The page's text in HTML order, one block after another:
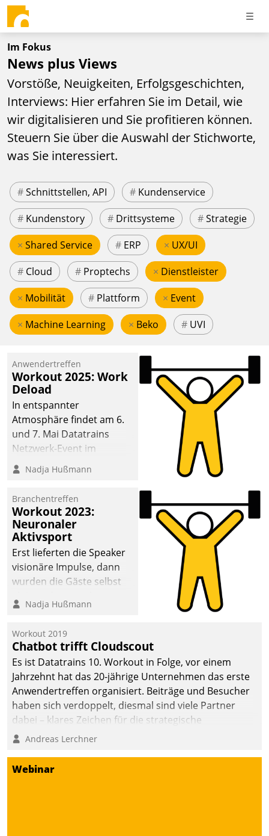
Im Fokus
News plus Views
Vorstöße, Neuigkeiten, Erfolgsgeschichten,
Interviews: Hier erfahren Sie im Detail, wie
wir digitalisieren und Sie profitieren können.
Steuern Sie über die Auswahl der Stichworte,
was Sie interessiert.
#Schnittstellen, API # Kundenservice
# Kundenstory # Drittsysteme #Strategie
× Shared Service # ERP × UX/UI
# Cloud # Proptechs × Dienstleister
× Mobilität # Plattform × Event
× Machine Learning × Beko # UVI
Anwendertreffen
Workout 2025: Work
Deload
In entspannter
Atmosphäre findet am 6.
und 7. Mai Datatrains
Netzwerk-Event im
Kunden- und Partnerkreis
statt. Zentrale Frage: Wie
Mammutprojekte
meistern und Workloads
wuppen – bei zunehmend
anspruchsvollen
Aufgaben und
abnehmendem
Nadja Hußmann
Branchentreffen
Workout 2023:
Neuronaler
Aktivsport
Erst lieferten die Speaker
visionäre Impulse, dann
wurden die Gäste selbst
methodisch
Quartier. Dazwischen
zeigte Datatrain, was es
Neues zu bieten hat.
Nadja Hußmann
Workout 2019
Chatbot trifft Cloudscout
Es ist Datatrains 10. Workout in Folge, vor einem
Jahrzehnt hat das 20-jährige Unternehmen das erste
Anwendertreffen organisiert. Beiträge und Besucher
haben sich verdoppelt, diesmal sind viele Partner
dabei – klares Zeichen für die strategische
Fokussierung auf den Kunden.
Andreas Lerchner
Webinar